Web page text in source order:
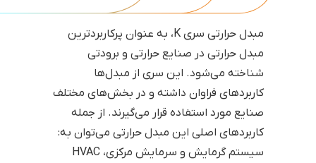
مبدل حرارتی سری K، به عنوان پرکاربردترین
مبدل حرارتی در صنایع حرارتی و برودتی
شناخته می‌شود. این سری از مبدل‌ها
کاربردهای فراوان داشته و در بخش‌های مختلف
صنایع مورد استفاده قرار می‌گیرند. از جمله
کاربردهای اصلی این مبدل حرارتی می‌توان به:
سیستم گرمایش و سرمایش مرکزی، HVAC